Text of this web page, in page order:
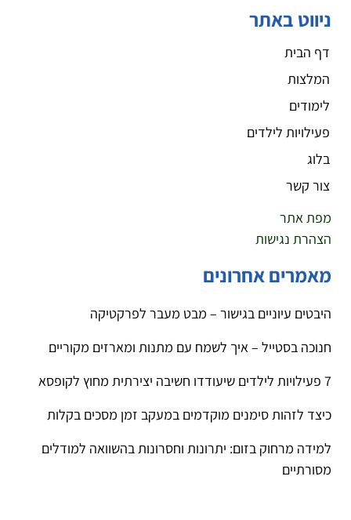
ניווט באתר
דף הבית
המלצות
לימודים
פעילויות לילדים
בלוג
צור קשר
מפת אתר
הצהרת נגישות
מאמרים אחרונים
היבטים עיוניים בגישור – מבט מעבר לפרקטיקה
חנוכה בסטייל – איך לשמח עם מתנות ומארזים מקוריים
7 פעילויות לילדים שיעודדו חשיבה יצירתית מחוץ לקופסא
כיצד לזהות סימנים מוקדמים במעקב זמן מסכים בקלות
למידה מרחוק בזום: יתרונות וחסרונות בהשוואה למודלים
מסורתיים